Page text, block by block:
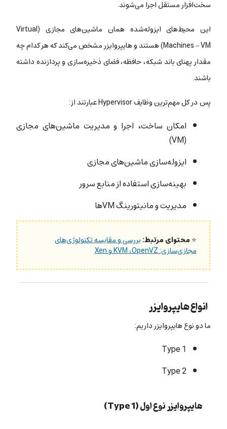
سخت‌افزار مستقل اجرا می‌شوند.
این محیط‌های ایزوله‌شده همان ماشین‌های مجازی (Virtual
Machines – VM) هستند و هایپروایزر مشخص می‌کند که هر کدام چه
مقدار پهنای باند شبکه، حافظه، فضای ذخیره‌سازی و پردازنده داشته
باشند.
پس در کل مهم‌ترین وظایف Hypervisor عبارتند از:
امکان ساخت، اجرا و مدیریت ماشین‌های مجازی
(VM)
ایزوله‌سازی ماشین‌های مجازی
بهینه‌سازی استفاده از منابع سرور
مدیریت و مانیتورینگ VMها
⭐محتوای مرتبط:بررسی و مقایسه تکنولوژی‌های
مجازی‌سازی: KVM ،OpenVZ و Xen
انواع هایپروایزر
ما دو نوع هایپروایزر داریم:
Type 1
Type 2
هایپروایزر نوع اول (Type 1)